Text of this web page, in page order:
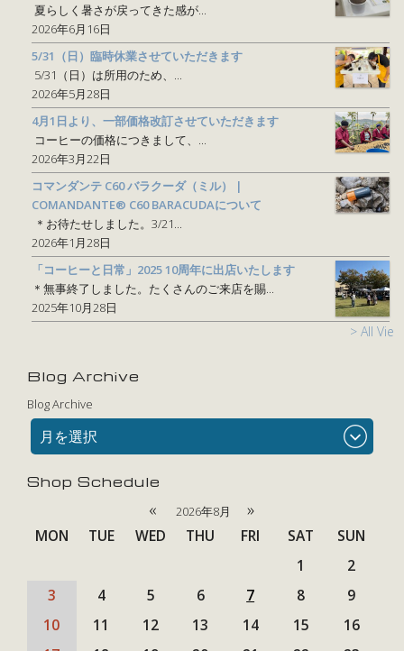
夏らしく暑さが戻ってきた感が...
2026年6月16日
5/31（日）臨時休業させていただきます
5/31（日）は所用のため、...
2026年5月28日
4月1日より、一部価格改訂させていただきます
コーヒーの価格につきまして、...
2026年3月22日
コマンダンテ C60 バラクーダ（ミル） |
COMANDANTE® C60 BARACUDAについて
＊お待たせしました。3/21...
2026年1月28日
「コーヒーと日常」2025 10周年に出店いたします
＊無事終了しました。たくさんのご来店を賜...
2025年10月28日
> All View
Blog Archive
Blog Archive
月を選択
Shop Schedule
« 2026年8月 »
MON TUE WED THU FRI SAT
SUN
1
2
3
4 5 6 7 8
9
10
11 12 13 14 15
16